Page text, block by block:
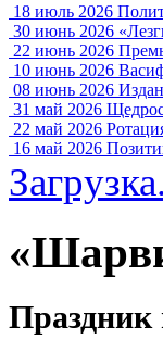
18 июль 2026
30 июнь 2026
22 июнь 2026
10 июнь 2026
08 июнь 2026
31 май 2026
22 май 2026
16 май 2026
Праздник